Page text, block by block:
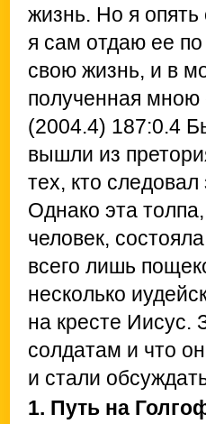
жизнь. Но я
я сам отдаю ее
свою жизнь, и в
полученная мною
(2004.4) 187:0.4
вышли из
тех, кто
Однако эта
человек,
всего лишь
несколько
на кресте Иисус.
солдатам и что
и стали
1. Путь на